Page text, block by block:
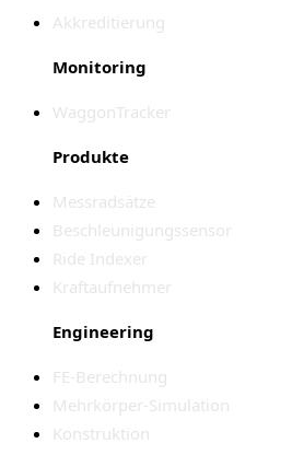
Akkreditierung
Monitoring
WaggonTracker
Produkte
Messradsätze
Beschleunigungssensor
Ride Indexer
Kraftaufnehmer
Engineering
FE-Berechnung
Mehrkörper-Simulation
Konstruktion